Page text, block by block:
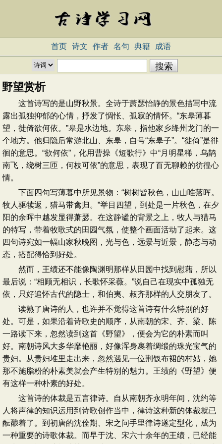
首页 诗文 作者 名句 典籍 成语
野望赏析
这首诗写的是山野秋景。全诗于萧瑟怡静的景色描写中流
露出孤独抑郁的心情，抒发了惆怅、孤寂的情怀。“东皋薄暮
望，徙倚欲何依。”皋是水边地。东皋，指他家乡绛州龙门的一
个地方。他归隐后常游北山、东皋，自号“东皋子”。“徙倚”是徘
徊的意思。“欲何依”，化用曹操《短歌行》中“月明星稀，乌鹊
南飞，绕树三匝，何枝可依”的意思，表现了百无聊赖的彷徨心
情。
下面四句写薄暮中所见景物：“树树皆秋色，山山唯落晖。
牧人驱犊返，猎马带禽归。”举目四望，到处是一片秋色，在夕
阳的余晖中越发显得萧瑟。在这静谧的背景之上，牧人与猎马
的特写，带着牧歌式的田园气氛，使整个画面活动了起来。这
四句诗宛如一幅山家秋晚图，光与色，远景与近景，静态与动
态，搭配得恰到好处。
然而，王绩还不能像陶渊明那样从田园中找到慰藉，所以
最后说：“相顾无相识，长歌怀采薇。”说自己在现实中孤独无
依，只好追怀古代的隐士，和伯夷、叔齐那样的人交朋友了。
读熟了唐诗的人，也许并不觉得这首诗有什么特别的好
处。可是，如果沿着诗歌史的顺序，从南朝的宋、齐、梁、陈
一路读下来，忽然读到这首《野望》，便会为它的朴素而叫
好。南朝诗风大多华靡艳丽，好像浑身裹着绸缎的珠光宝气的
贵妇。从贵妇堆里走出来，忽然遇见一位荆钗布裙的村姑，她
那不施脂粉的朴素美就会产生特别的魅力。王绩的《野望》便
有这样一种朴素的好处。
这首诗的体裁是五言律诗。自从南朝齐永明年间，沈约等
人将声律的知识运用到诗歌创作当中，律诗这种新的体裁就已
酝酿着了。到初唐的沈佺期、宋之问手里律诗遂定型化，成为
一种重要的诗歌体裁。而早于沈、宋六十余年的王绩，已经能